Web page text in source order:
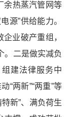
余热蒸汽管网等
源”供给能力。
业破产重组，
。二是做实减负
建法律服务中
“两新”“两重”等
新”、满负荷生